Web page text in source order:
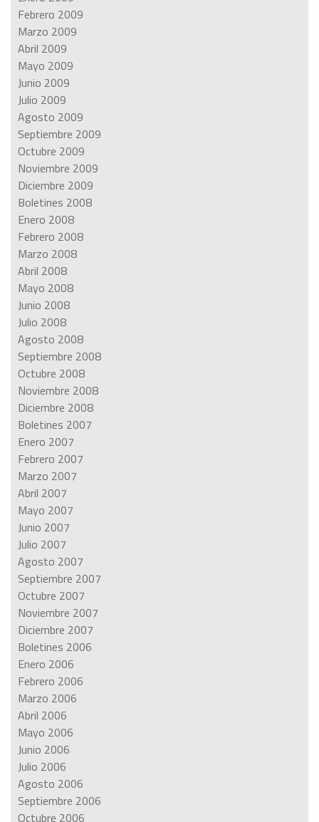
Febrero 2009
Marzo 2009
Abril 2009
Mayo 2009
Junio 2009
Julio 2009
Agosto 2009
Septiembre 2009
Octubre 2009
Noviembre 2009
Diciembre 2009
Boletines 2008
Enero 2008
Febrero 2008
Marzo 2008
Abril 2008
Mayo 2008
Junio 2008
Julio 2008
Agosto 2008
Septiembre 2008
Octubre 2008
Noviembre 2008
Diciembre 2008
Boletines 2007
Enero 2007
Febrero 2007
Marzo 2007
Abril 2007
Mayo 2007
Junio 2007
Julio 2007
Agosto 2007
Septiembre 2007
Octubre 2007
Noviembre 2007
Diciembre 2007
Boletines 2006
Enero 2006
Febrero 2006
Marzo 2006
Abril 2006
Mayo 2006
Junio 2006
Julio 2006
Agosto 2006
Septiembre 2006
Octubre 2006